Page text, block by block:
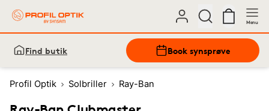
Menu
Find butik Book synsprøve
Profil Optik Solbriller Ray-Ban